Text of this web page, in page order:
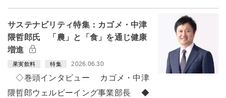
サステナビリティ特集：カゴメ・中津
隈哲郎氏 「農」と「食」を通じ健康
増進
果実飲料 特集 2026.06.30
◇巻頭インタビュー カゴメ・中津
隈哲郎ウェルビーイング事業部長 ◆